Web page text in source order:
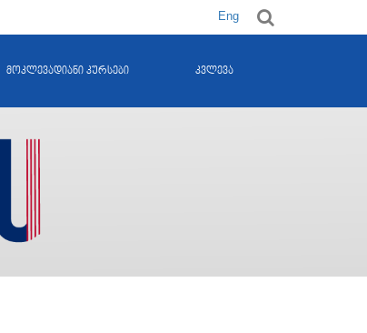
Eng
მოკლევადიანი კურსები კვლევა